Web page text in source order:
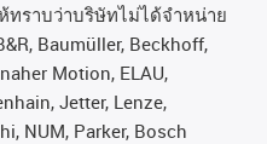
ทราบว่าบริษัทไม่ได้จําหน่าย
Baumüller, Beckhoff,
Motion, ELAU,
Jetter, Lenze,
NUM, Parker, Bosch